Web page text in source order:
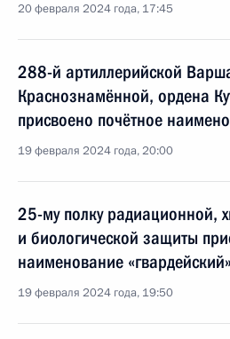
20 февраля 2024 года, 17:45
288-й артиллерийской
Краснознамённой, ордена
присвоено почётное
19 февраля 2024 года, 20:00
25-му полку радиационной,
и биологической защиты
наименование «гвардейский»
19 февраля 2024 года, 19:50